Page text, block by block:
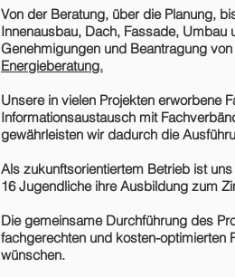
Von der Beratung, über die Planung,
Innenausbau, Dach, Fassade, Umbau
Genehmigungen und Beantragung
Energieberatung.
Unsere in vielen Projekten erworbene
Informationsaustausch mit
gewährleisten wir dadurch die
Als zukunftsorientiertem Betrieb ist
16 Jugendliche ihre Ausbildung zum
Die gemeinsame Durchführung des
fachgerechten und kosten-optimierten
wünschen.